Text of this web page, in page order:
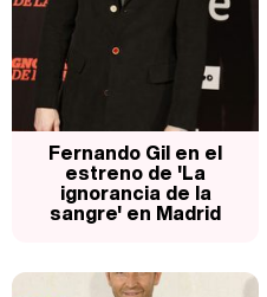
Fernando Gil en el
estreno de 'La
ignorancia de la
sangre' en Madrid